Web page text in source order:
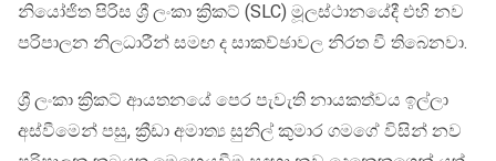
නියෝජිත පිරිස ශ්‍රී ලංකා ක්‍රිකට් (SLC) මූලස්ථානයේදී එහි නව
පරිපාලන නිලධාරීන් සමඟ ද සාකච්ඡාවල නිරත වී තිබෙනවා.
ශ්‍රී ලංකා ක්‍රිකට් ආයතනයේ පෙර පැවැති නායකත්වය ඉල්ලා
අස්වීමෙන් පසු, ක්‍රීඩා අමාත්‍ය සුනිල් කුමාර ගමගේ විසින් නව